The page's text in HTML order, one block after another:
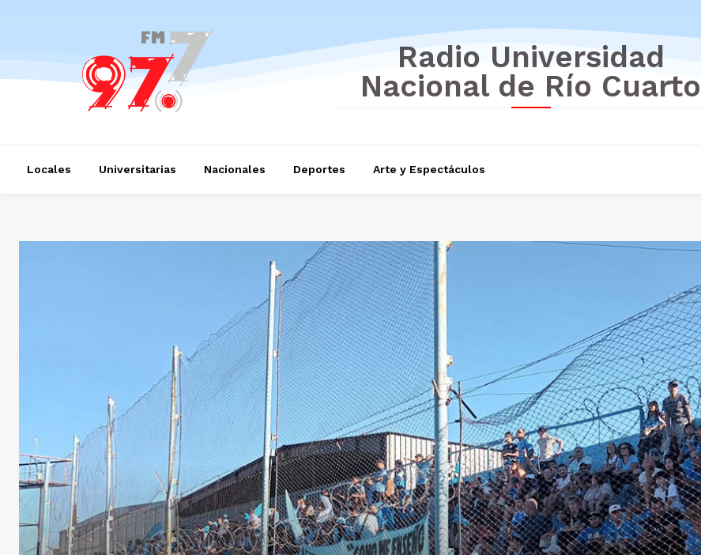
Radio Universidad
Nacional de Río Cuarto
Locales Universitarias Nacionales Deportes Arte y Espectáculos